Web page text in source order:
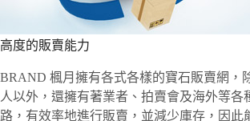
高度的販賣能力
BRAND 楓月擁有各式各樣的寶石販賣網，
人以外，還擁有著業者、拍賣會及海外等各
路，有效率地進行販賣，並減少庫存，因此